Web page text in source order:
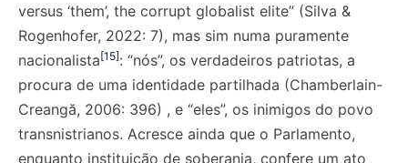
versus ‘them’, the corrupt globalist elite” (Silva &
Rogenhofer, 2022: 7), mas sim numa puramente
nacionalista[15]: “nós”, os verdadeiros patriotas, a
procura de uma identidade partilhada (Chamberlain-
Creangă, 2006: 396) , e “eles”, os inimigos do povo
transnistrianos. Acresce ainda que o Parlamento,
enquanto instituição de soberania, confere um ato